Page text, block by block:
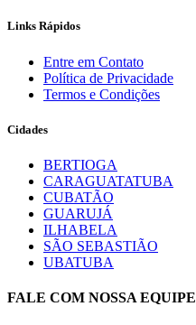
Links Rápidos
Entre em Contato
Política de Privacidade
Termos e Condições
Cidades
BERTIOGA
CARAGUATATUBA
CUBATÃO
GUARUJÁ
ILHABELA
SÃO SEBASTIÃO
UBATUBA
FALE COM NOSSA EQUIPE